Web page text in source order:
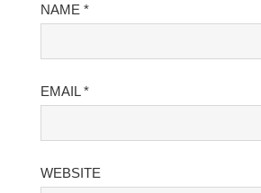
NAME *
EMAIL *
WEBSITE